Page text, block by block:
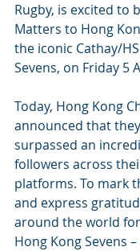
Rugby, is excited to
Matters to Hong
the iconic Cathay/
Sevens, on Friday 5
Today, Hong Kong
announced that
surpassed an
followers across
platforms. To mark
and express
around the world
Hong Kong Sevens